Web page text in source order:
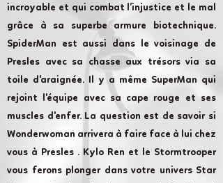
incroyable et qui combat l’injustice et le mal
grâce à sa superbe armure biotechnique.
SpiderMan est aussi dans le voisinage de
Presles avec sa chasse aux trésors via sa
toile d'araignée. Il y a même SuperMan qui
rejoint l'équipe avec sa cape rouge et ses
muscles d'enfer. La question est de savoir si
Wonderwoman arrivera à faire face à lui chez
vous à Presles . Kylo Ren et le Stormtrooper
vous ferons plonger dans votre univers Star